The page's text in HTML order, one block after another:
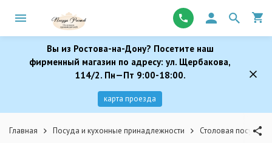
Вы из Ростова-на-Дону? Посетите наш
фирменный магазин по адресу: ул. Щербакова,
114/2. Пн—Пт 9:00-18:00.
карта проезда
Главная Посуда и кухонные принадлежности Столовая посуда